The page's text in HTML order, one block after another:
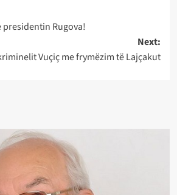
Rugova!
Next:
Vuçiç me frymëzim të Lajçakut